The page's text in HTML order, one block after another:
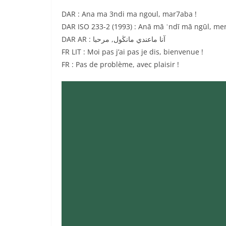
DAR : Ana ma 3ndi ma ngoul, mar7aba !
DAR ISO 233-2 (1993) : Anā mā ʿndī mā ngūl,
DAR AR : آنا ماعندي مانڭول, مرحبا
FR LIT : Moi pas j’ai pas je dis, bienvenue !
FR : Pas de problème, avec plaisir !